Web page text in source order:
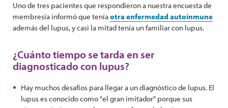
Uno de tres pacientes que respondieron a nuestra encuesta de
membresía informó que teníaotra enfermedad autoinmune
además del lupus, y casi la mitad tenía un familiar con lupus.
¿Cuánto tiempo se tarda en ser
diagnosticado con lupus?
Hay muchos desafíos para llegar a un diagnóstico de lupus. El
lupus es conocido como "el gran imitador" porque sus